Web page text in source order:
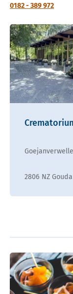
0182 - 389 972
2806 NZ Gouda